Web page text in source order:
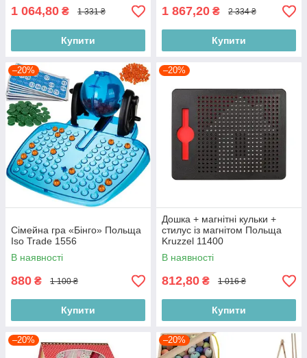
1 064,80 ₴ 1 331 ₴
Купити
1 867,20 ₴ 2 334 ₴
Купити
–20%
Сімейна гра «Бінго» Польща
Iso Trade 1556
В наявності
880 ₴ 1 100 ₴
Купити
–20%
Дошка + магнітні кульки +
стилус із магнітом Польща
Kruzzel 11400
В наявності
812,80 ₴ 1 016 ₴
Купити
–20% –20%